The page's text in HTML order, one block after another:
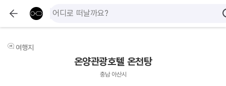
여행지
온양관광호텔 온천탕
충남 아산시